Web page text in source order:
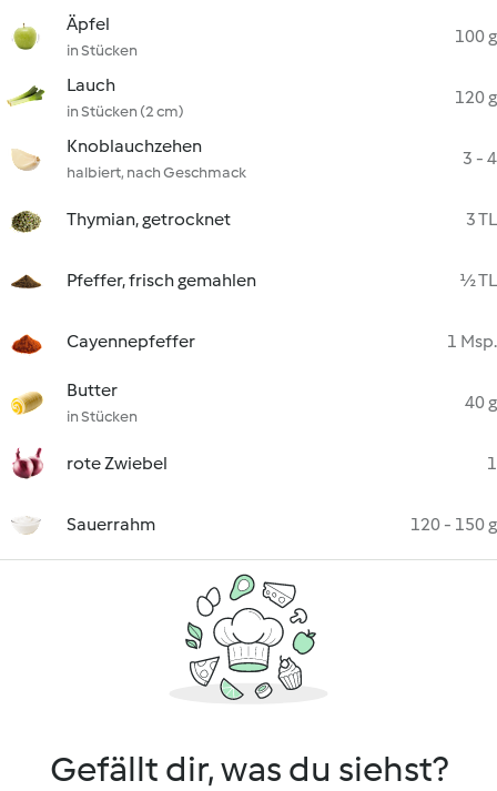
Äpfel
in Stücken
100 g
Lauch
in Stücken (2 cm)
120 g
Knoblauchzehen
halbiert, nach Geschmack
3 - 4
Thymian, getrocknet 3 TL
Pfeffer, frisch gemahlen ½ TL
Cayennepfeffer 1 Msp.
Butter
in Stücken
40 g
rote Zwiebel 1
Sauerrahm 120 - 150 g
Gefällt dir, was du siehst?